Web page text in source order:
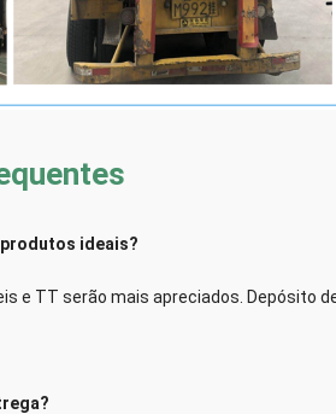
ideais?
e TT serão mais apreciados. Depósito